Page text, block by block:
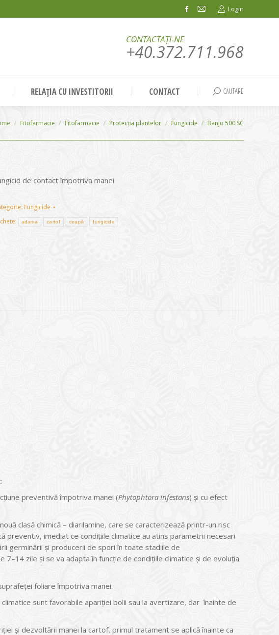
Facebook
in
window
Mail
in
window
Login
CONTACTAȚI-NE
+40.372.711.968
RELAȚIA CU INVESTITORII CONTACT Search:
CĂUTARE
are here:
Fitofarmacie Fitofarmacie Protecția plantelor Fungicide Banjo 500 SC
de contact împotriva manei
Fungicide
adama cartof ceapă fungicide
preventivă împotriva manei (Phytophtora infestans) şi cu efect
clasă chimică – diarilamine, care se caracterizează printr-un risc
preventiv, imediat ce condiţiile climatice au atins parametrii necesari
germinării şi producerii de spori în toate stadiile de
zile şi se va adapta în funcţie de condiţiile climatice şi de evoluţia
foliare împotriva manei.
sunt favorabile apariţiei bolii sau la avertizare, dar înainte de
şi dezvoltării manei la cartof, primul tratament se aplică înainte ca